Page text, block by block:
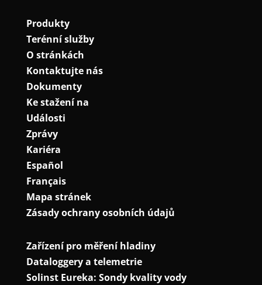
Produkty
Terénní služby
O stránkách
Kontaktujte nás
Dokumenty
Ke stažení na
Události
Zprávy
Kariéra
Español
Français
Mapa stránek
Zásady ochrany osobních údajů
Zařízení pro měření hladiny
Dataloggery a telemetrie
Solinst Eureka: Sondy kvality vody